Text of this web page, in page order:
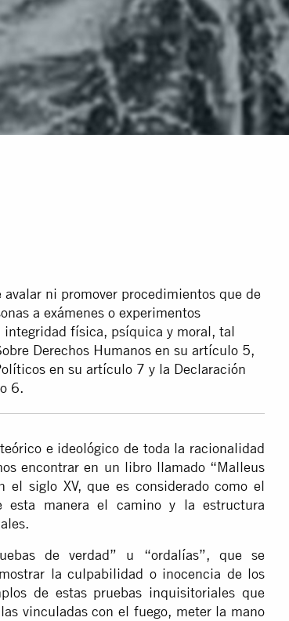
ni promover procedimientos que de
a exámenes o experimentos
física, psíquica y moral, tal
Derechos Humanos en su artículo 5,
en su artículo 7 y la Declaración
6.
e ideológico de toda la racionalidad
encontrar en un libro llamado “Malleus
el siglo XV, que es considerado como el
esta manera el camino y la estructura
de verdad” u “ordalías”, que se
la culpabilidad o inocencia de los
de estas pruebas inquisitoriales que
vinculadas con el fuego, meter la mano